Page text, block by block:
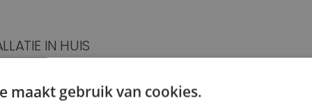
IN HUIS
uitvoeringsdatum er is dan zullen de werkzaamheden in uw
horen gekregen wie wanneer bij u aanwezig zal zijn en hoe
maakt gebruik van cookies.